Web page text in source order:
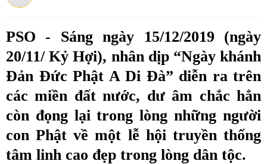
PSO - Sáng ngày 15/12/2019 (ngày
20/11/ Kỷ Hợi), nhân dịp “Ngày khánh
Đản Đức Phật A Di Đà” diễn ra trên
các miền đất nước, dư âm chắc hẳn
còn đọng lại trong lòng những người
con Phật vềmột lễ hội truyền thống
tâm linh cao đẹp trong lòng dân tộc.